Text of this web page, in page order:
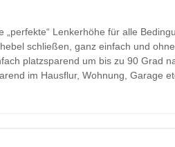
Lenkerhöhe für alle
schließen, ganz einfach und
platzsparend um bis zu 90 Grad
im Hausflur, Wohnung, Garage